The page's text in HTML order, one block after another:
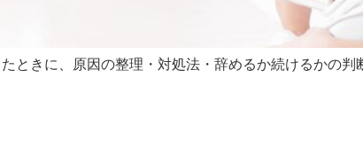
ときに、原因の整理・対処法・辞めるか続けるかの